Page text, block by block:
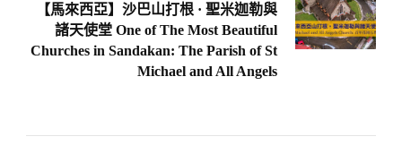
【馬來西亞】沙巴山打根 · 聖米迦勒與
諸天使堂 One of The Most Beautiful
Churches in Sandakan: The Parish of St
Michael and All Angels